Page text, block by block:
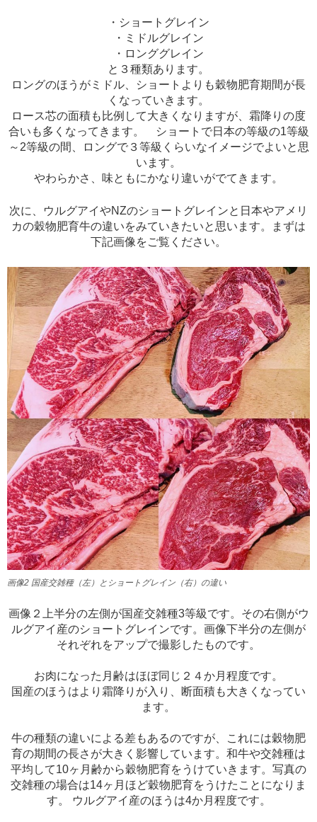
・ショートグレイン
・ミドルグレイン
・ロンググレイン
と３種類あります。
ロングのほうがミドル、ショートよりも穀物肥育期間が長
くなっていきます。
ロース芯の面積も比例して大きくなりますが、霜降りの度
合いも多くなってきます。 ショートで日本の等級の1等級
～2等級の間、ロングで３等級くらいなイメージでよいと思
います。
やわらかさ、味ともにかなり違いがでてきます。
次に、ウルグアイやNZのショートグレインと日本やアメリ
カの穀物肥育牛の違いをみていきたいと思います。まずは
下記画像をご覧ください。
画像2 国産交雑種（左）とショートグレイン（右）の違い
画像２上半分の左側が国産交雑種3等級です。その右側がウ
ルグアイ産のショートグレインです。画像下半分の左側が
それぞれをアップで撮影したものです。
お肉になった月齢はほぼ同じ２４か月程度です。
国産のほうはより霜降りが入り、断面積も大きくなってい
ます。
牛の種類の違いによる差もあるのですが、これには穀物肥
育の期間の長さが大きく影響しています。和牛や交雑種は
平均して10ヶ月齢から穀物肥育をうけていきます。写真の
交雑種の場合は14ヶ月ほど穀物肥育をうけたことになりま
す。 ウルグアイ産のほうは4か月程度です。